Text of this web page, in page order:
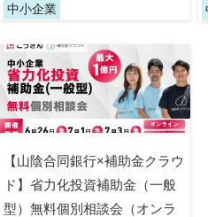
中小企業
【山陰合同銀行×補助金クラウ
ド】省力化投資補助金（一般
型）無料個別相談会（オンラ